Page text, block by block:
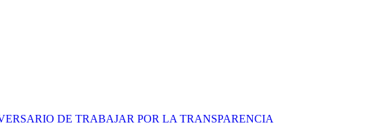
DE TRABAJAR POR LA TRANSPARENCIA